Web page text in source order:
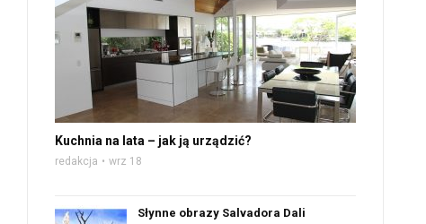
Kuchnia na lata – jak ją urządzić?
redakcja wrz 18
Słynne obrazy Salvadora Dali